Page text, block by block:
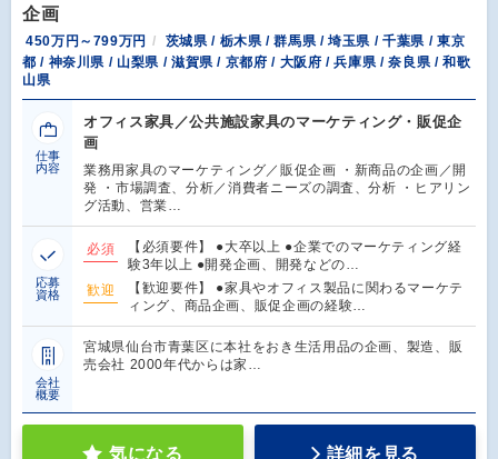
企画
450万円～799万円
茨城県 / 栃木県 / 群馬県 / 埼玉県 / 千葉県 / 東京
都 / 神奈川県 / 山梨県 / 滋賀県 / 京都府 / 大阪府 / 兵庫県 / 奈良県 / 和歌
山県
仕事
内容
オフィス家具／公共施設家具のマーケティング・販促企
画
業務用家具のマーケティング／販促企画 ・新商品の企画／開
発 ・市場調査、分析／消費者ニーズの調査、分析 ・ヒアリン
グ活動、営業…
応募
資格
必須
【必須要件】 ●大卒以上 ●企業でのマーケティング経
験3年以上 ●開発企画、開発などの…
歓迎
【歓迎要件】 ●家具やオフィス製品に関わるマーケテ
ィング、商品企画、販促企画の経験…
会社
概要
宮城県仙台市青葉区に本社をおき生活用品の企画、製造、販
売会社 2000年代からは家…
気になる 詳細を見る